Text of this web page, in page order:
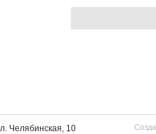
Челябинская, 10